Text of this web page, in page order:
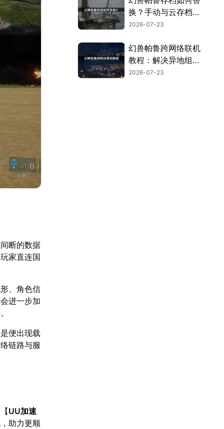
断的数据
家直连国
、角色信
进一步加
便出现载
链路与服
UU加速
助力更顺
换？手动与云存档两
大方案！
2026-07-23
幻兽帕鲁跨网络联机
教程：解决异地组网
卡顿指南！
2026-07-23